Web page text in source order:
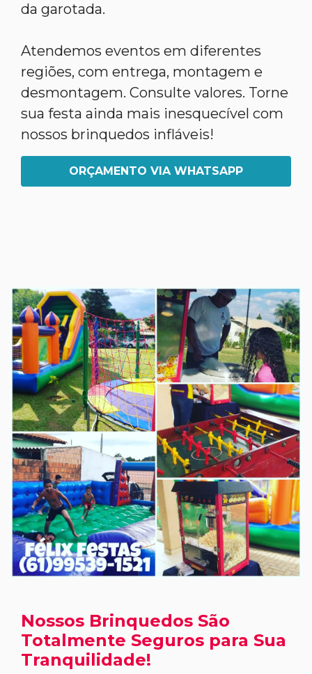
da garotada.
Atendemos eventos em diferentes
regiões, com entrega, montagem e
desmontagem. Consulte valores. Torne
sua festa ainda mais inesquecível com
nossos brinquedos infláveis!
ORÇAMENTO VIA WHATSAPP
Nossos Brinquedos São
Totalmente Seguros para Sua
Tranquilidade!